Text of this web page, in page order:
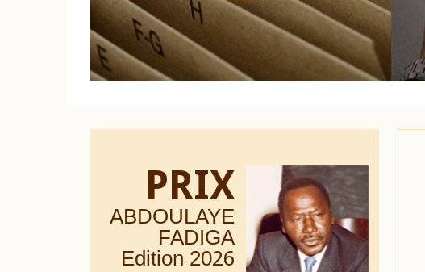
PRIX
ABDOULAYE
FADIGA
Edition 2026